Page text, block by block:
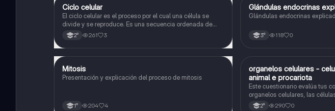
Biología
Ciclo celular
El ciclo celular es el proceso por el cual una célula se
divide y se reproduce. Es una secuencia ordenada de
eventos que permiten la replicación del material genético
y la formación de dos células hijas idénticas
2° 261 3
Biología
Glándulas endocrinas
Glándulas endocrinas
3° 118 0
Biología
Mitosis
Presentación y explicación del proceso de mitosis
1° 204 4
OBiología
organelos celulares -
animal e procariota
Este cuestionario evalúa tus
organelos celulares, las
vegetal) y las células
2° 290 0